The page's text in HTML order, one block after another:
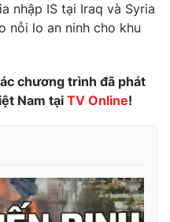
động sản
lòng Việt
nhập IS tại Iraq và Syria
nỗi lo an ninh cho khu
chương trình đã phát
Nam tại TV Online!